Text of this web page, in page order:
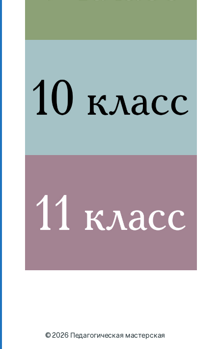
© 2026 Педагогическая мастерская